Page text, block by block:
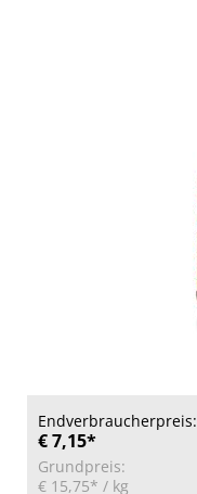
Endverbraucherpreis:
€ 7,15*
Grundpreis:
€ 15,75* / kg